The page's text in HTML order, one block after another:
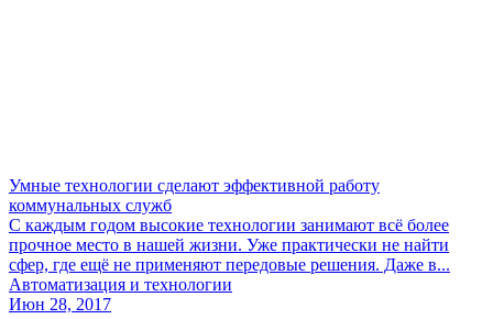
Умные технологии сделают эффективной работу
коммунальных служб
С каждым годом высокие технологии занимают всё более
прочное место в нашей жизни. Уже практически не найти
сфер, где ещё не применяют передовые решения. Даже в...
Автоматизация и технологии
Июн 28, 2017